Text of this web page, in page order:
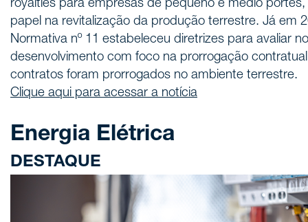
royalties para empresas de pequeno e médio
papel na revitalização da produção terrestre. Já em
Normativa nº 11 estabeleceu diretrizes para avaliar
desenvolvimento com foco na prorrogação
contratos foram prorrogados no ambiente terrestre.
Clique aqui para acessar a notícia
Energia Elétrica
DESTAQUE